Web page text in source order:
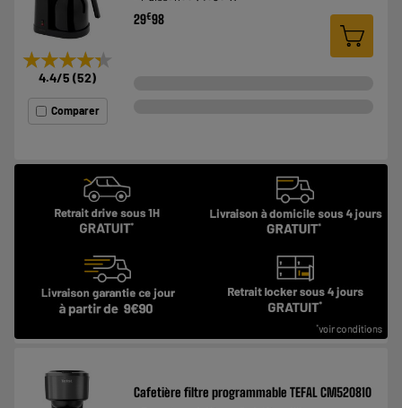
★★★★★
★★★★★
4.4/5 (52)
Comparer
29€98
Cafetière filtre programmable TEFAL CM520810